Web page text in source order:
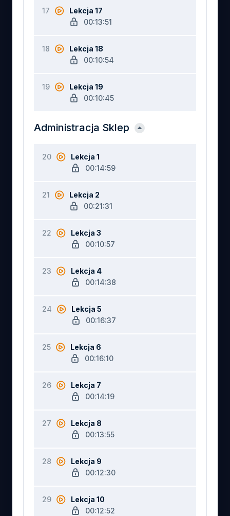
17
Lekcja 17
00:13:51
18
Lekcja 18
00:10:54
19
Lekcja 19
00:10:45
Administracja Sklep
20
Lekcja 1
00:14:59
21
Lekcja 2
00:21:31
22
Lekcja 3
00:10:57
23
Lekcja 4
00:14:38
24
Lekcja 5
00:16:37
25
Lekcja 6
00:16:10
26
Lekcja 7
00:14:19
27
Lekcja 8
00:13:55
28
Lekcja 9
00:12:30
29
Lekcja 10
00:12:52